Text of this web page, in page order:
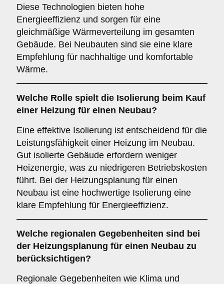
Diese Technologien bieten hohe
Energieeffizienz und sorgen für eine
gleichmäßige Wärmeverteilung im gesamten
Gebäude. Bei Neubauten sind sie eine klare
Empfehlung für nachhaltige und komfortable
Wärme.
Welche Rolle spielt die Isolierung beim Kauf
einer Heizung für einen Neubau?
Eine effektive Isolierung ist entscheidend für die
Leistungsfähigkeit einer Heizung im Neubau.
Gut isolierte Gebäude erfordern weniger
Heizenergie, was zu niedrigeren Betriebskosten
führt. Bei der Heizungsplanung für einen
Neubau ist eine hochwertige Isolierung eine
klare Empfehlung für Energieeffizienz.
Welche regionalen Gegebenheiten sind bei
der Heizungsplanung für einen Neubau zu
berücksichtigen?
Regionale Gegebenheiten wie Klima und